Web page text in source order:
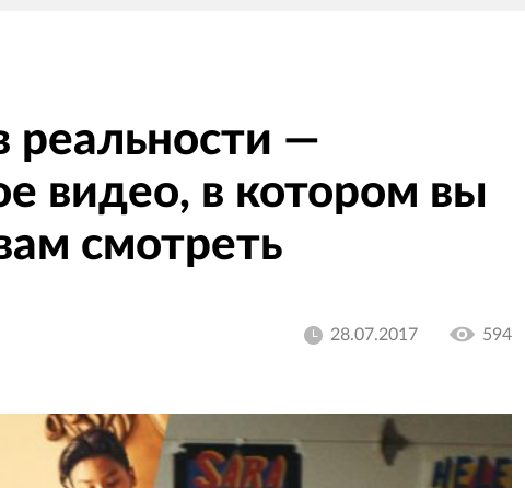
реальности —
видео, в котором вы
смотреть
28.07.2017 594